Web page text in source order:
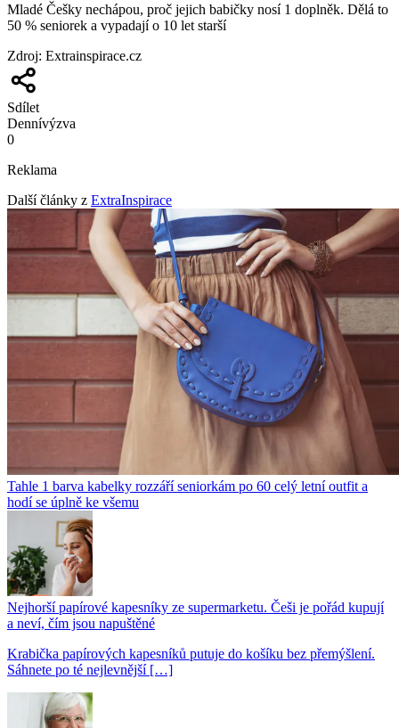
Mladé Češky nechápou, proč jejich babičky nosí 1 doplněk. Dělá to
50 % seniorek a vypadají o 10 let starší
Zdroj: Extrainspirace.cz
Sdílet
Dennívýzva
0
Reklama
Další články z ExtraInspirace
Tahle 1 barva kabelky rozzáří seniorkám po 60 celý letní outfit a
hodí se úplně ke všemu
Nejhorší papírové kapesníky ze supermarketu. Češi je pořád kupují
a neví, čím jsou napuštěné
Krabička papírových kapesníků putuje do košíku bez přemýšlení.
Sáhnete po té nejlevnější […]